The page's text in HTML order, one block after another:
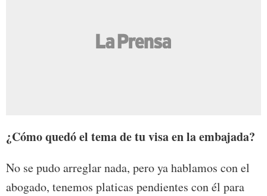
¿Cómo quedó el tema de tu visa en la embajada?
No se pudo arreglar nada, pero ya hablamos con el
abogado, tenemos platicas pendientes con él para